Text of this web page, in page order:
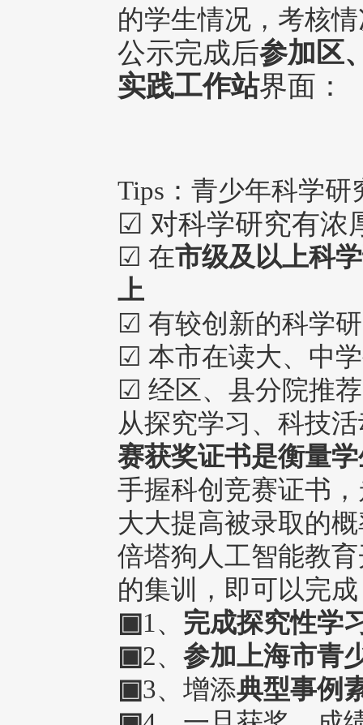
的学生情况，考核
公示完成后参加区
实践工作站界面：
Tips：青少年科学研
☑ 对科学研究有浓
☑ 在市级及以上科
上
☑ 有较创新的科学
☑ 本市在读大、中
☑ 经区、县分院推荐
从探究学习、科技
赛获奖证书是衡量
手握科创竞赛证书
大大提高被录取的
倍塔狗人工智能教
的集训，即可以完
▣1、 完成探究性学
▣2、 参加上海市青
▣3、增添典型事例